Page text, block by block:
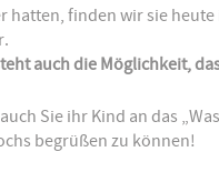
hatten, finden wir sie
auch die Möglichkeit,
Sie ihr Kind an das
begrüßen zu können!